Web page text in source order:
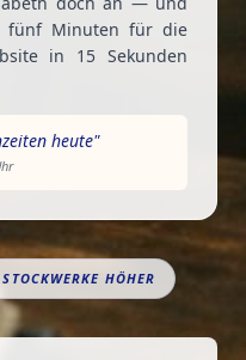
fünf Minuten für die
in 15 Sekunden
heute"
HÖHER